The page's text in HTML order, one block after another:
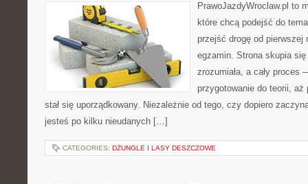
PrawoJazdyWroclaw.pl to
które chcą podejść do
przejść drogę od
egzamin. Strona skupia
zrozumiała, a cały
przygotowanie do teorii,
stał się uporządkowany. Niezależnie od tego, czy dopiero
jesteś po kilku nieudanych […]
CATEGORIES: DŻUNGLE I LASY DESZCZOWE